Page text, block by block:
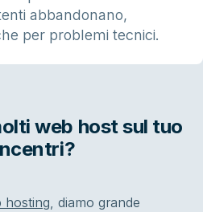
abbandonano,
per problemi tecnici.
web host sul tuo
, diamo grande